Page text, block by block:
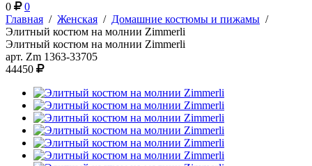
0
0
Главная / Женская / Домашние костюмы и пижамы /
Элитный костюм на молнии Zimmerli
Элитный костюм на молнии Zimmerli
арт. Zm 1363-33705
44450